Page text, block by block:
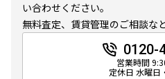
い合わせください。
無料査定、賃貸管理のご相談な
0120-
営業時間
定休日 水曜日